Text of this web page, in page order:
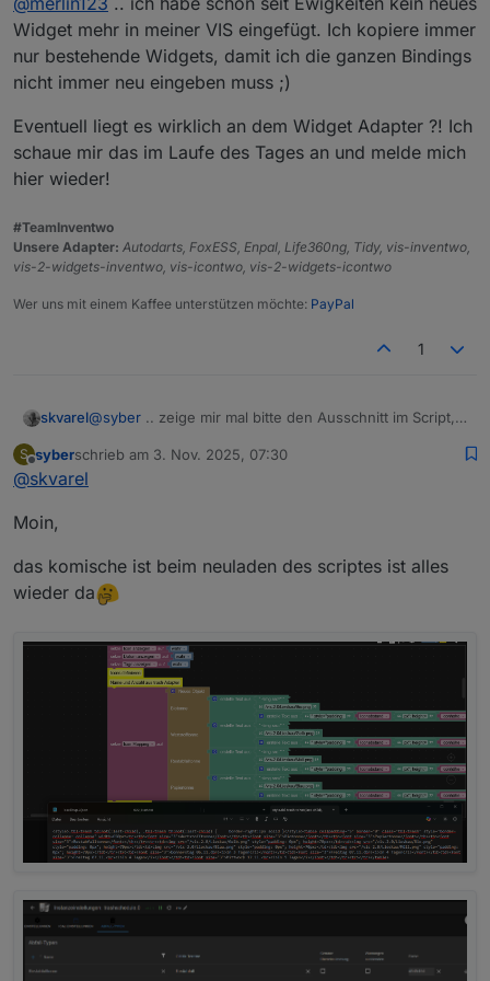
dieser "Platzhalter", wenn er das Bild nicht findet.
Dann hab ich die beiden Icons einfach in die Medien
hochgeladen und versucht, den Pfad im Script
anzupassen. Hat aber auch nicht geklappt.
auf einmal zeigt er die beiden Tonnen an.
Widget zum testen.
Da schaffe ich es immer noch nicht ein Bild
anzuzeigen (siehe Screenshot oben). In den
Einstellungen sieht man das Bild, im Widget nicht.
Grad nochmal probiert...
Widget mehr in meiner VIS eingefügt. Ich kopiere immer
nur bestehende Widgets, damit ich die ganzen Bindings
nicht immer neu eingeben muss ;)
Eventuell liegt es wirklich an dem Widget Adapter ?! Ich
schaue mir das im Laufe des Tages an und melde mich
hier wieder!
#TeamInventwo
Unsere Adapter: Autodarts, FoxESS, Enpal, Life360ng, Tidy, vis-inventwo,
vis-2-widgets-inventwo, vis-icontwo, vis-2-widgets-icontwo
Wer uns mit einem Kaffee unterstützen möchte: PayPal
1
skvarel@syber .. zeige mir mal bitte den Ausschnitt im Script,
Tritt das Problem auch bei meinen Icons auf?
S
Offline
syberschrieb am 3. Nov. 2025, 07:30
zuletzt editiert von
@skvarel
Moin,
das komische ist beim neuladen des scriptes ist alles
wieder da